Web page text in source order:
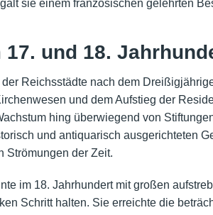
sie einem französischen gelehrten
und 18.
Reichsstädte nach dem
und dem Aufstieg der
hing überwiegend von
und antiquarisch ausgerichteten
Strömungen der Zeit.
im 18. Jahrhundert mit großen
Schritt halten. Sie erreichte die